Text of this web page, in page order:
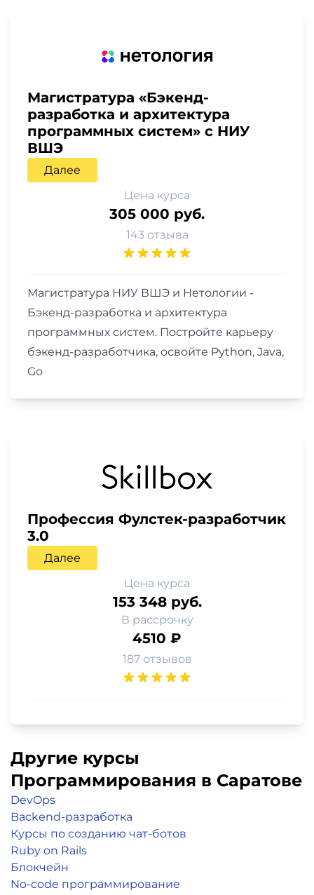
Магистратура «Бэкенд-
разработка и архитектура
программных систем» с НИУ
ВШЭ
Далее
Цена курса
305 000 руб.
143 отзыва
Магистратура НИУ ВШЭ и Нетологии -
Бэкенд-разработка и архитектура
программных систем. Постройте карьеру
бэкенд-разработчика, освойте Python, Java,
Go
Профессия Фулстек-разработчик
3.0
Далее
Цена курса
153 348 руб.
В рассрочку
4510 ₽
187 отзывов
Другие курсы
Программирования в Саратове
DevOps
Backend-разработка
Курсы по созданию чат-ботов
Ruby on Rails
Блокчейн
No-code программирование